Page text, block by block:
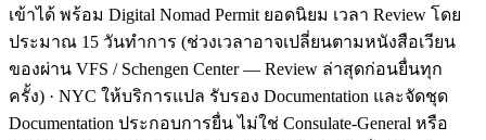
เข้าได้ พร้อม Digital Nomad Permit ยอดนิยม เวลา Review โดย
ประมาณ 15 วันทำการ (ช่วงเวลาอาจเปลี่ยนตามหนังสือเวียน
ของผ่าน VFS / Schengen Center — Review ล่าสุดก่อนยื่นทุก
ครั้ง) · NYC ให้บริการแปล รับรอง Documentation และจัดชุด
Documentation ประกอบการยื่น ไม่ใช่ Consulate-General หรือ